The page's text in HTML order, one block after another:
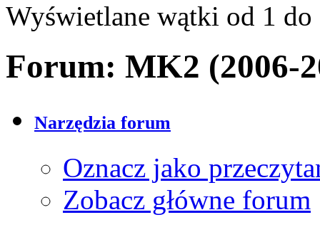
Wyświetlane wątki od 1 do
Forum: MK2 (2006-
Narzędzia forum
Oznacz jako
Zobacz główne forum